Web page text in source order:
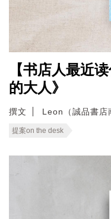
【书店人最近
的大人》
撰文 Leon（誠品書店
提案on the desk